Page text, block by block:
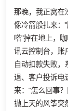
那晚，我正窝在
像冷箭般扎来：
嗒"掉在地上，
讯云控制台，账
自动扣款失败，
退、客户投诉电
来："怎么回事
抛上天的风筝